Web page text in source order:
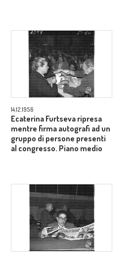
14.12.1956
Ecaterina Furtseva ripresa
mentre firma autografi ad un
gruppo di persone presenti
al congresso. Piano medio